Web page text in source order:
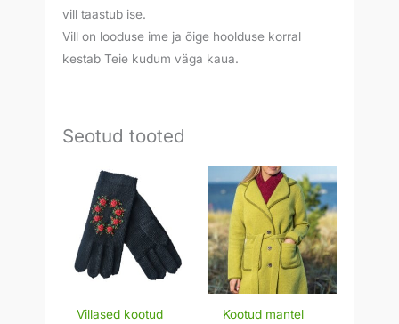
vill taastub ise.
Vill on looduse ime ja õige hoolduse korral
kestab Teie kudum väga kaua.
Seotud tooted
Villased kootud
Kootud mantel